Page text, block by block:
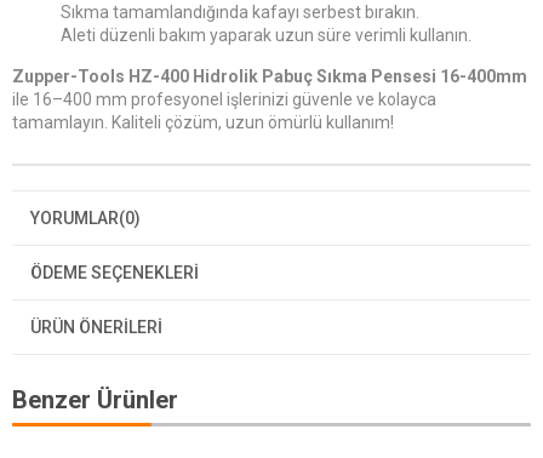
Sıkma tamamlandığında kafayı serbest bırakın.
Aleti düzenli bakım yaparak uzun süre verimli kullanın.
Zupper-Tools HZ-400 Hidrolik Pabuç Sıkma Pensesi 16-400mm
ile 16–400 mm profesyonel işlerinizi güvenle ve kolayca
tamamlayın. Kaliteli çözüm, uzun ömürlü kullanım!
YORUMLAR(0)
ÖDEME SEÇENEKLERI
ÜRÜN ÖNERILERI
Benzer Ürünler